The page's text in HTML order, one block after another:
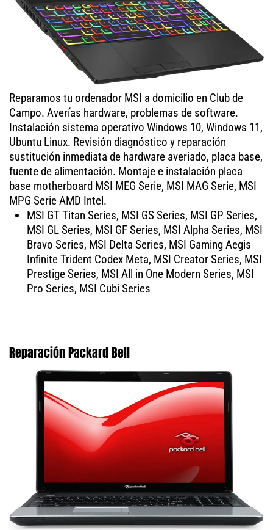
Reparamos tu ordenador MSI a domicilio en Club de
Campo. Averías hardware, problemas de software.
Instalación sistema operativo Windows 10, Windows 11,
Ubuntu Linux. Revisión diagnóstico y reparación
sustitución inmediata de hardware averiado, placa base,
fuente de alimentación. Montaje e instalación placa
base motherboard MSI MEG Serie, MSI MAG Serie, MSI
MPG Serie AMD Intel.
MSI GT Titan Series, MSI GS Series, MSI GP Series,
MSI GL Series, MSI GF Series, MSI Alpha Series, MSI
Bravo Series, MSI Delta Series, MSI Gaming Aegis
Infinite Trident Codex Meta, MSI Creator Series, MSI
Prestige Series, MSI All in One Modern Series, MSI
Pro Series, MSI Cubi Series
Reparación Packard Bell